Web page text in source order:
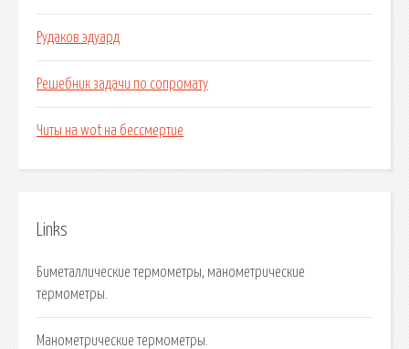
Рудаков эдуард
Решебник задачи по сопромату
Читы на wot на бессмертие
Links
Биметаллические термометры, манометрические
термометры.
Манометрические термометры.